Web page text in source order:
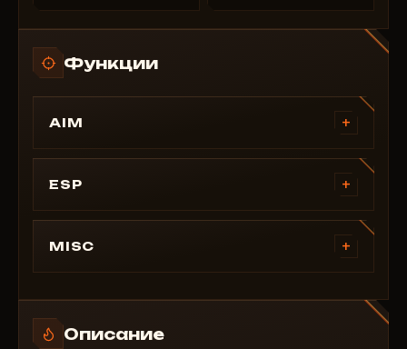
Функции
AIM +
Включить
Проверка видимости
Плавность
Клавиша аима
Игнорировать союзников
ESP +
Проверка видимости
Дистанция
Точка головы
MISC +
Заливка текста
Заливка бокса
Описание